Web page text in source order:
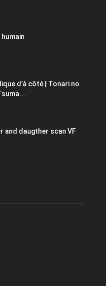
d’à côté | Tonari no
and daugther scan VF